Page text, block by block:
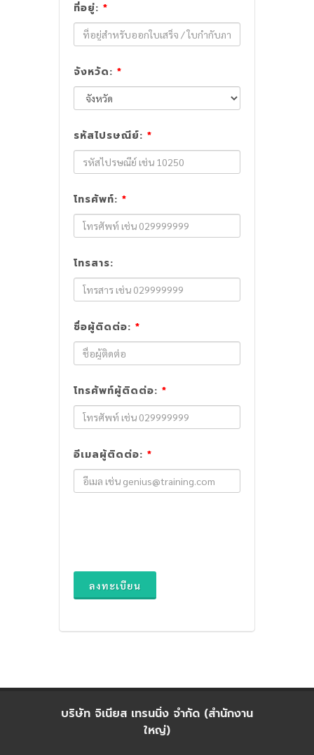
ที่อยู่: *
จังหวัด: *
รหัสไปรษณีย์: *
โทรศัพท์: *
โทรสาร:
ชื่อผู้ติดต่อ: *
โทรศัพท์ผู้ติดต่อ: *
อีเมลผู้ติดต่อ: *
ลงทะเบียน
บริษัท จิเนียส เทรนนิ่ง จำกัด (สำนักงาน
ใหญ่)